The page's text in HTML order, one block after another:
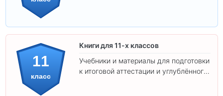
11
класс
Книги для 11-х классов
Учебники и материалы для подготовки
к итоговой аттестации и углублённого